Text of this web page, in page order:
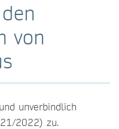
von
unverbindlich
2022) zu.